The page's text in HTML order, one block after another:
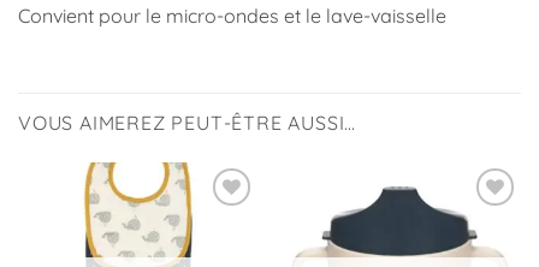
Convient pour le micro-ondes et le lave-vaisselle
VOUS AIMEREZ PEUT-ÊTRE AUSSI…
Ajouter
à la
liste